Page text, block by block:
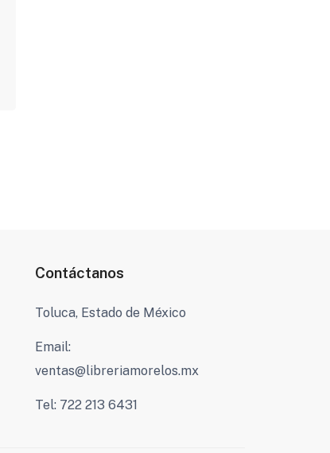
Contáctanos
Toluca, Estado de México
Email:
ventas@libreriamorelos.mx
Tel: 722 213 6431